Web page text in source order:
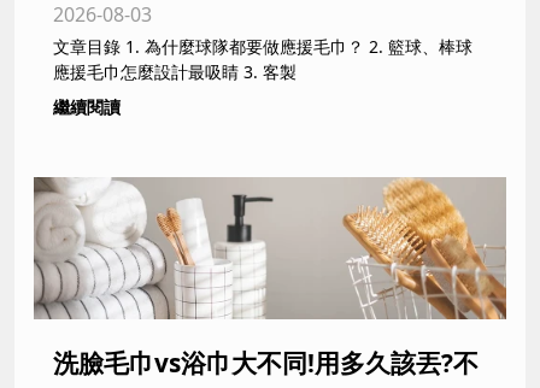
毛巾推薦|台灣製更有感
2026-08-03
文章目錄 1. 為什麼球隊都要做應援毛巾？ 2. 籃球、棒球
應援毛巾怎麼設計最吸睛 3. 客製
繼續閱讀
洗臉毛巾vs浴巾大不同!用多久該丟?不